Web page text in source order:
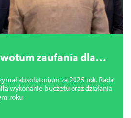
zaufania dla
absolutorium za 2025 rok. Rada
wykonanie budżetu oraz działania
roku